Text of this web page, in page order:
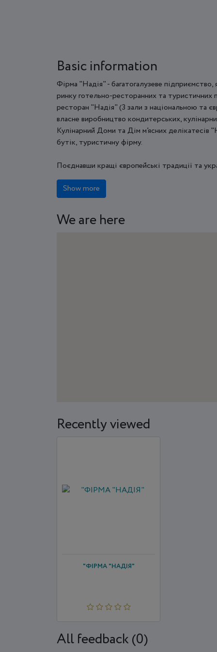
Basic information
Фірма "Надія" - багатогалузеве
ринку готельно-ресторанних та туристичних
ресторан "Надія" (3 зали з національною та
власне виробництво кондитерських,
Кулінарний Доми та Дім м’ясних
бутік, туристичну фірму.
Поєднавши кращі європейські традиції та
Show more
We are here
Recently viewed
"ФІРМА "НАДІЯ"
All feedback (0)